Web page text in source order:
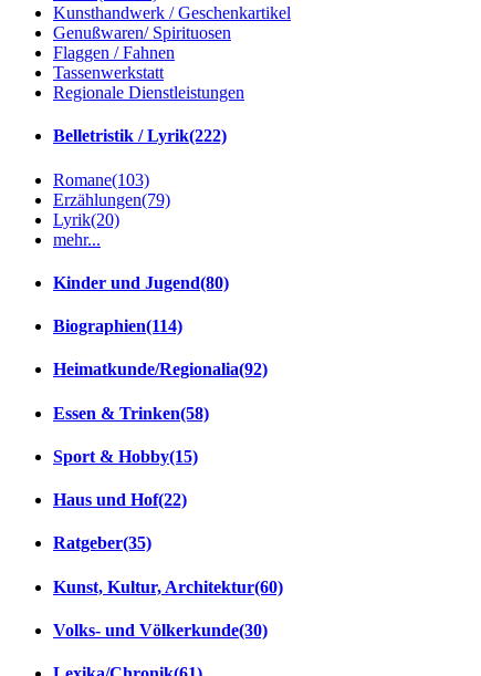
Kunsthandwerk / Geschenkartikel
Genußwaren/ Spirituosen
Flaggen / Fahnen
Tassenwerkstatt
Regionale Dienstleistungen
Belletristik / Lyrik(222)
Romane(103)
Erzählungen(79)
Lyrik(20)
mehr...
Kinder und Jugend(80)
Biographien(114)
Heimatkunde/Regionalia(92)
Essen & Trinken(58)
Sport & Hobby(15)
Haus und Hof(22)
Ratgeber(35)
Kunst, Kultur, Architektur(60)
Volks- und Völkerkunde(30)